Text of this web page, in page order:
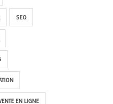
SEO
EN LIGNE